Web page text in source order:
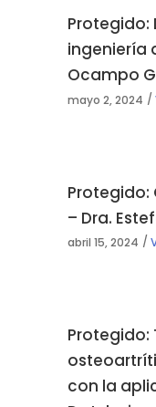
Protegido:
ingeniería
Ocampo
mayo 2, 2024
– Dra.
abril 15, 2024
con la